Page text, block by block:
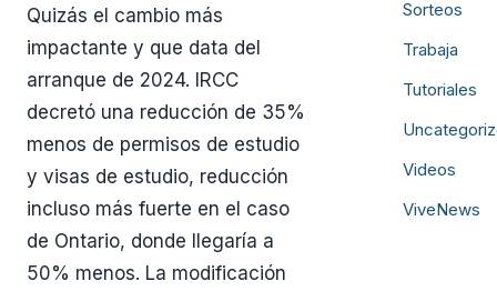
Quizás el cambio más
impactante y que data del
arranque de 2024. IRCC
decretó una reducción de 35%
menos de permisos de estudio
y visas de estudio, reducción
incluso más fuerte en el caso
de Ontario, donde llegaría a
50% menos. La modificación
Sorteos
Trabaja
Tutoriales
Videos
ViveNews